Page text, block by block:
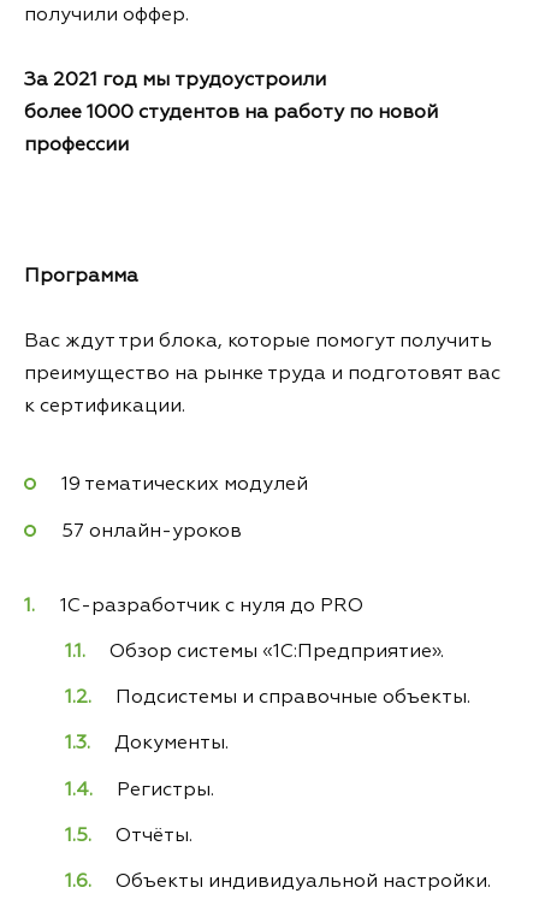
получили оффер.
За 2021 год мы трудоустроили
более 1000 студентов на работу по новой
профессии
Программа
Вас ждут три блока, которые помогут получить
преимущество на рынке труда и подготовят вас
к сертификации.
19 тематических модулей
57 онлайн-уроков
1C-разработчик с нуля до PRO
Обзор системы «1С:Предприятие».
Подсистемы и справочные объекты.
Документы.
Регистры.
Отчёты.
Объекты индивидуальной настройки.